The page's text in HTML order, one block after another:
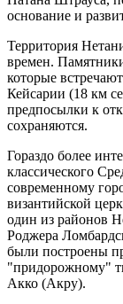
основание и
Территория
времен.
которые
Кейсарии (18 км
предпосылки к
сохраняются.
Гораздо более
классического
современному
византийской
один из районов
Роджера
были построены
"придорожному"
Акко (Акру).